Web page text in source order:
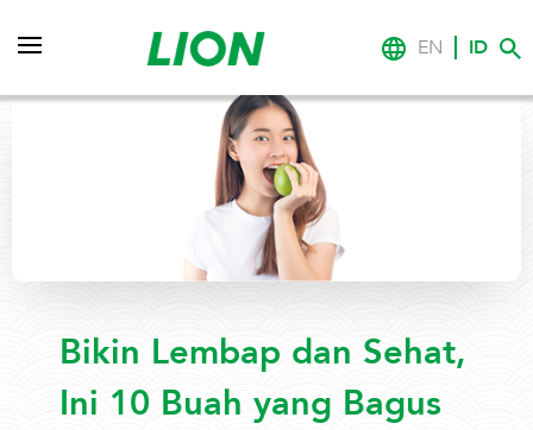
EN ID
Bikin Lembap dan Sehat,
Ini 10 Buah yang Bagus